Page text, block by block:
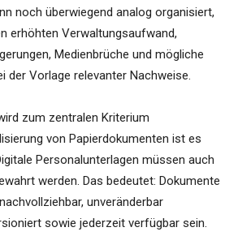
noch überwiegend analog organisiert,
erhöhten Verwaltungsaufwand,
Medienbrüche und mögliche
der Vorlage relevanter Nachweise.
zum zentralen Kriterium
von Papierdokumenten ist es
Personalunterlagen müssen auch
werden. Das bedeutet: Dokumente
unveränderbar
sowie jederzeit verfügbar sein.